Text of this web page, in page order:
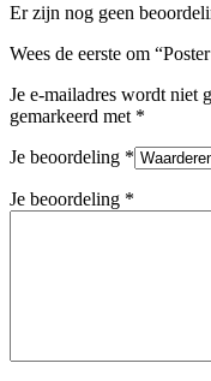
Er zijn nog geen
Wees de eerste om
Je e-mailadres wordt niet
gemarkeerd met *
Je beoordeling *
Je beoordeling *